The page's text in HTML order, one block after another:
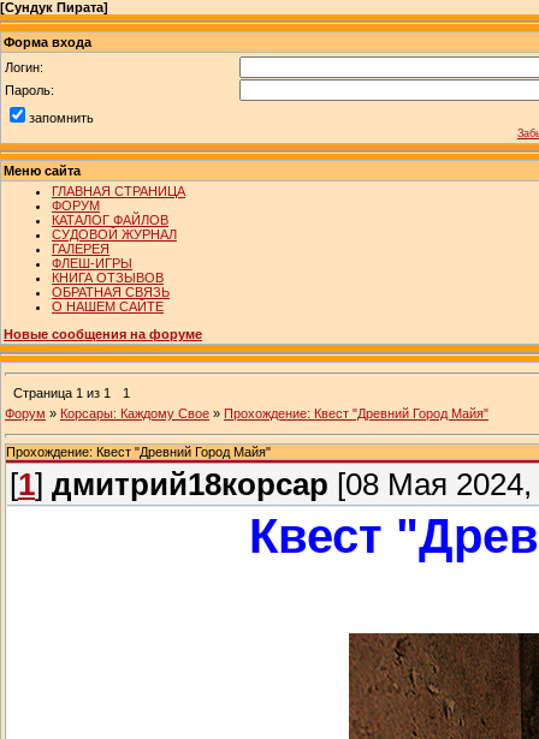
[Сундук Пирата]
Форма входа
Логин:
Пароль:
запомнить
Меню сайта
ГЛАВНАЯ СТРАНИЦА
ФОРУМ
КАТАЛОГ ФАЙЛОВ
СУДОВОЙ ЖУРНАЛ
ГАЛЕРЕЯ
ФЛЕШ-ИГРЫ
КНИГА ОТЗЫВОВ
ОБРАТНАЯ СВЯЗЬ
О НАШЕМ САЙТЕ
Новые сообщения на форуме
Страница 1 из 1
1
Форум » Корсары: Каждому Свое » Прохождение: Квест "Древний Город Майя"
Прохождение: Квест "Древний Город Майя"
[1] дмитрий18корсар [08 Мая 2024,
Квест